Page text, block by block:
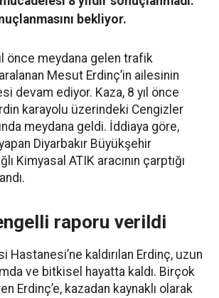
bekliyor.
önce meydana gelen trafik
Mesut Erdinç’in ailesinin
devam ediyor. Kaza, 8 yıl önce
karayolu üzerindeki Cengizler
meydana geldi. İddiaya göre,
yapan Diyarbakır Büyükşehir
Kimyasal ATIK aracının çarptığı
raporu verildi
Hastanesi’ne kaldırılan Erdinç, uzun
ve bitkisel hayatta kaldı. Birçok
Erdinç’e, kazadan kaynaklı olarak